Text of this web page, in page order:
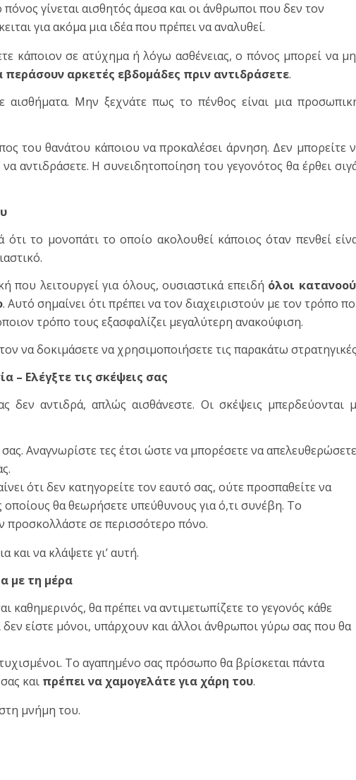
γίνεται αισθητός άμεσα και οι άνθρωποι που δεν τον
για ακόμα μια ιδέα που πρέπει να αναλυθεί.
κάποιον σε ατύχημα ή λόγω ασθένειας, ο πόνος μπορεί να
περάσουν αρκετές εβδομάδες πριν αντιδράσετε.
αισθήματα. Μην ξεχνάτε πως το πένθος είναι μια
του θανάτου κάποιου να προκαλέσει άρνηση. Δεν μπορείτε
να αντιδράσετε. Η συνειδητοποίηση του γεγονότος θα έρθει
το μονοπάτι το οποίο ακολουθεί κάποιος όταν πενθεί
που λειτουργεί για όλους, ουσιαστικά επειδή όλοι
. Αυτό σημαίνει ότι πρέπει να τον διαχειριστούν με τον τρόπο
τρόπο τους εξασφαλίζει μεγαλύτερη ανακούφιση.
να δοκιμάσετε να χρησιμοποιήσετε τις παρακάτω
– Ελέγξτε τις σκέψεις σας
δεν αντιδρά, απλώς αισθάνεστε. Οι σκέψεις μπερδεύονται
σας. Αναγνωρίστε τες έτσι ώστε να μπορέσετε να απελευθερώσετε
ότι δεν κατηγορείτε τον εαυτό σας, ούτε προσπαθείτε να
θα θεωρήσετε υπεύθυνους για ό,τι συνέβη. Το
σε περισσότερο πόνο.
και να κλάψετε γι’ αυτή.
με τη μέρα
καθημερινός, θα πρέπει να αντιμετωπίζετε το γεγονός κάθε
δεν είστε μόνοι, υπάρχουν και άλλοι άνθρωποι γύρω σας που θα
Το αγαπημένο σας πρόσωπο θα βρίσκεται πάντα
και πρέπει να χαμογελάτε για χάρη του.
μνήμη του.